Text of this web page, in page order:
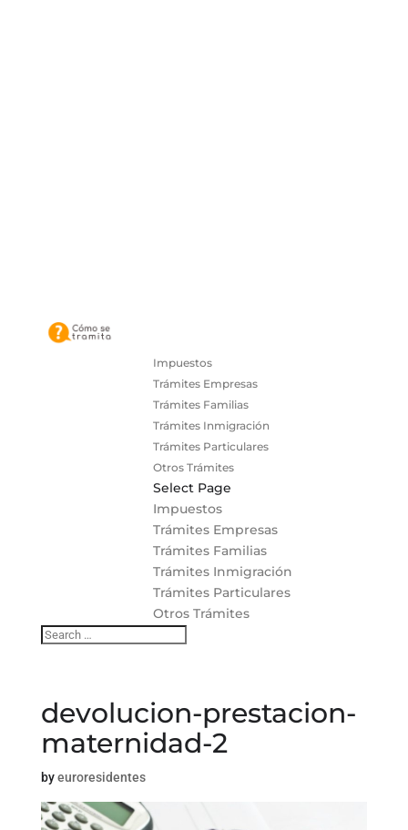
Impuestos
Trámites Empresas
Trámites Familias
Trámites Inmigración
Trámites Particulares
Otros Trámites
Select Page
Impuestos
Trámites Empresas
Trámites Familias
Trámites Inmigración
Trámites Particulares
Otros Trámites
devolucion-prestacion-
maternidad-2
byeuroresidentes